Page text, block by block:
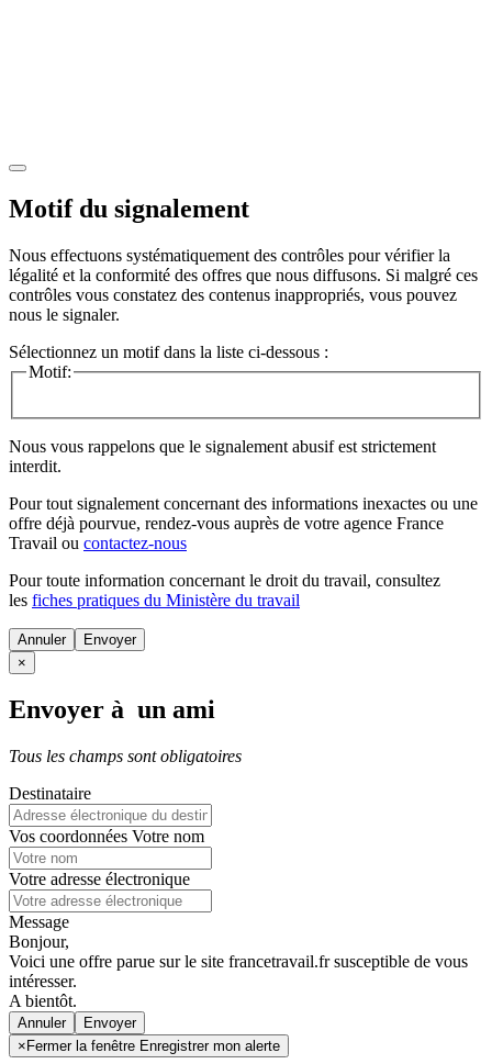
Motif du signalement
Nous effectuons systématiquement des contrôles pour vérifier la
légalité et la conformité des offres que nous diffusons. Si malgré ces
contrôles vous constatez des contenus inappropriés, vous pouvez
nous le signaler.
Sélectionnez un motif dans la liste ci-dessous :
Motif:
Nous vous rappelons que le signalement abusif est strictement
interdit.
Pour tout signalement concernant des informations inexactes ou une
offre déjà pourvue, rendez-vous auprès de votre agence France
Travail ou contactez-nous
Pour toute information concernant le droit du travail, consultez
les fiches pratiques du Ministère du travail
Annuler
×
Envoyer à un ami
Tous les champs sont obligatoires
Destinataire
Vos coordonnées Votre nom
Votre adresse électronique
Message
Bonjour,
Voici une offre parue sur le site francetravail.fr susceptible de vous
intéresser.
A bientôt.
Annuler
× Fermer la fenêtre Enregistrer mon alerte